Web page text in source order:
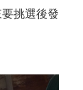
挑選後發